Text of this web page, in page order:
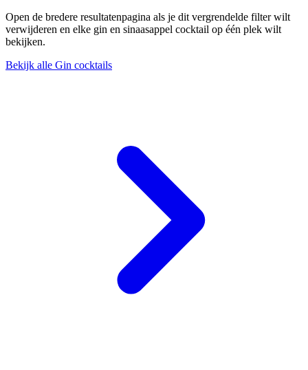
Open de bredere resultatenpagina als je dit vergrendelde filter wilt
verwijderen en elke gin en sinaasappel cocktail op één plek wilt
bekijken.
Bekijk alle Gin cocktails